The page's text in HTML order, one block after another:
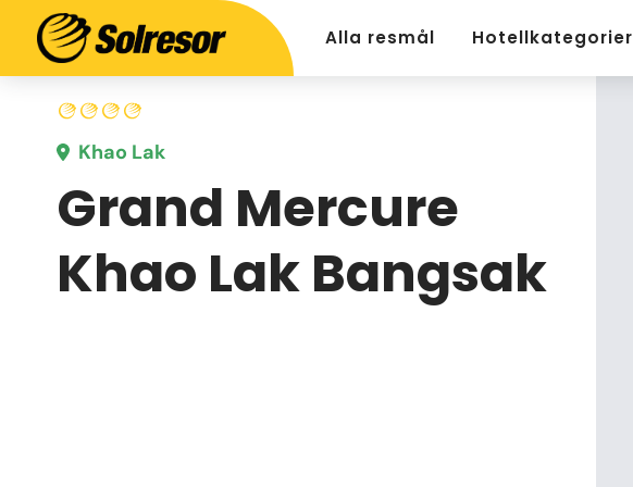
Alla resmål Hotellkategorier
Khao Lak
Grand Mercure
Khao Lak Bangsak